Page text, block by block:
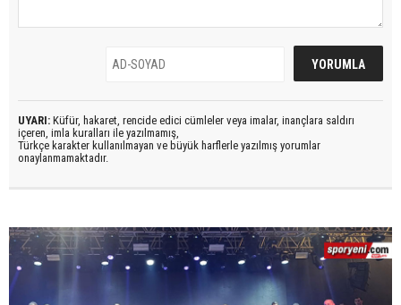
UYARI: Küfür, hakaret, rencide edici cümleler veya imalar, inançlara saldırı
içeren, imla kuralları ile yazılmamış,
Türkçe karakter kullanılmayan ve büyük harflerle yazılmış yorumlar
onaylanmamaktadır.